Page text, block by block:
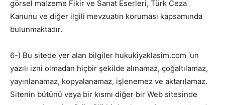
görsel malzeme Fikir ve Sanat Eserleri, Türk Ceza
Kanunu ve diğer ilgili mevzuatın koruması kapsamında
bulunmaktadır.
6-) Bu sitede yer alan bilgiler hukukiyaklasim.com ‘un
yazılı izni olmadan hiçbir şekilde alınamaz, çoğaltılamaz,
yayınlanamaz, kopyalanamaz, işlenemez ve aktarılamaz.
Sitenin bütünü veya bir kısmı diğer bir Web sitesinde